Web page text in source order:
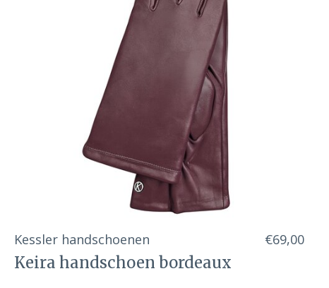
Kessler handschoenen
Keira handschoen bordeaux
€69,00